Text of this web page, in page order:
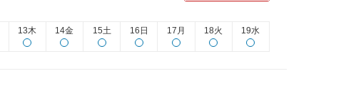
13木 14金 15土 16日 17月 18火 19水